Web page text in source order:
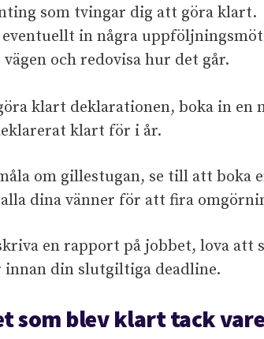
som tvingar dig att göra klart.
eventuellt in några
vägen och redovisa hur det går.
klart deklarationen, boka in
klart för i år.
om gillestugan, se till att boka
dina vänner för att fira
en rapport på jobbet, lova att
innan din slutgiltiga deadline.
som blev klart tack